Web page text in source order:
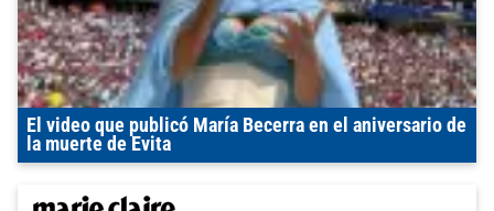
El video que publicó María Becerra en el aniversario de
la muerte de Evita